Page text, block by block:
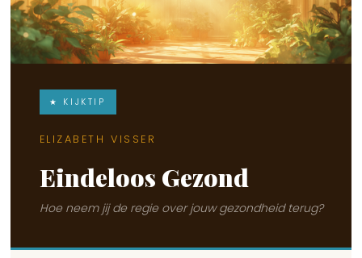
★ KIJKTIP
ELIZABETH VISSER
Eindeloos Gezond
Hoe neem jij de regie over jouw gezondheid terug?